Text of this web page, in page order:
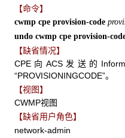
【命令】
cwmp cpe provision-code
undo cwmp cpe provision-
【缺省情况】
CPE向ACS发送的
“PROVISIONINGCODE”。
【视图】
CWMP视图
【缺省用户角色】
network-admin